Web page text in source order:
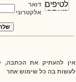
דואר
אלקטרוני
אין להעתיק את הכתבה,
לעשות בה כל שימוש אחר